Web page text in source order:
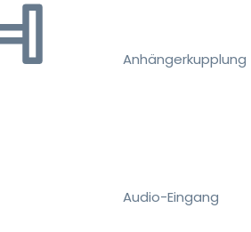
Anhängerkupplung
Audio-Eingang